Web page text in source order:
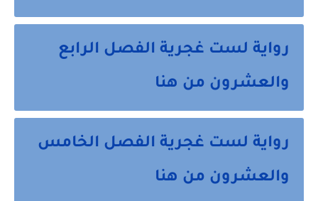
رواية لست غجرية الفصل الرابع
والعشرون من هنا
رواية لست غجرية الفصل الخامس
والعشرون من هنا